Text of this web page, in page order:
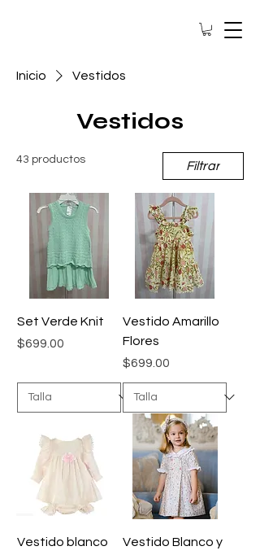
Inicio Vestidos
Vestidos
43 productos Filtrar
Set Verde Knit
Precio
$699.00
Vestido Amarillo
Flores
Precio
$699.00
Vestido blanco
Vestido Blanco y